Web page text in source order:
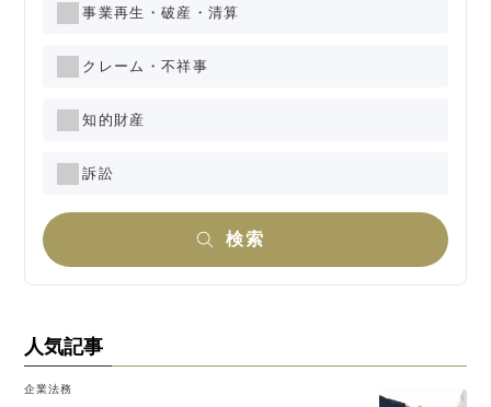
事業再生・破産・清算
クレーム・不祥事
知的財産
訴訟
検索
人気記事
企業法務